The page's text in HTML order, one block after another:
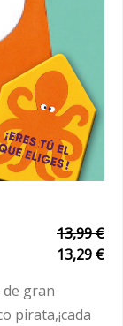
13,99 €
13,29 €
gran
pirata,¡cada